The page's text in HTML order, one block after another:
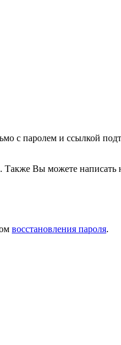
с паролем и ссылкой
Также Вы можете написать
восстановления пароля.